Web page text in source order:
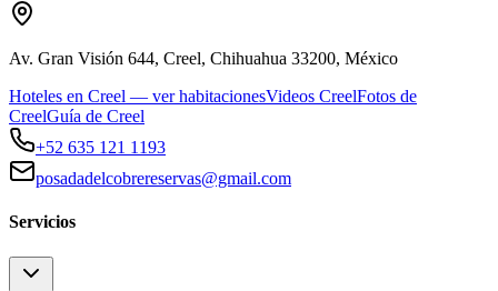
Av. Gran Visión 644, Creel, Chihuahua 33200, México
Hoteles en Creel — ver habitacionesVideos CreelFotos de
CreelGuía de Creel
+52 635 121 1193
posadadelcobrereservas@gmail.com
Servicios